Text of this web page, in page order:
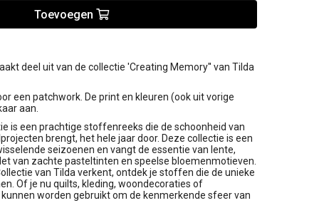
Toevoegen
deel uit van de collectie 'Creating Memory'' van Tilda
een patchwork. De print en kleuren (ook uit vorige
aan.
is een prachtige stoffenreeks die de schoonheid van
brengt, het hele jaar door. Deze collectie is een
seizoenen en vangt de essentie van lente,
van zachte pasteltinten en speelse bloemenmotieven.
van Tilda verkent, ontdek je stoffen die de unieke
Of je nu quilts, kleding, woondecoraties of
worden gebruikt om de kenmerkende sfeer van